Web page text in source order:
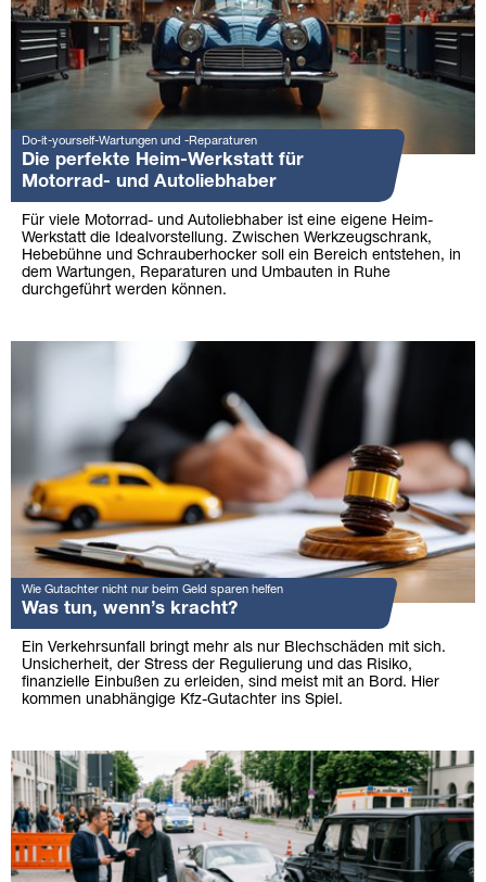
Do-it-yourself-Wartungen und -Reparaturen
Die perfekte Heim-Werkstatt für
Motorrad- und Autoliebhaber
Für viele Motorrad- und Autoliebhaber ist eine eigene Heim-
Werkstatt die Idealvorstellung. Zwischen Werkzeugschrank,
Hebebühne und Schrauberhocker soll ein Bereich entstehen, in
dem Wartungen, Reparaturen und Umbauten in Ruhe
durchgeführt werden können.
Wie Gutachter nicht nur beim Geld sparen helfen
Was tun, wenn’s kracht?
Ein Verkehrsunfall bringt mehr als nur Blechschäden mit sich.
Unsicherheit, der Stress der Regulierung und das Risiko,
finanzielle Einbußen zu erleiden, sind meist mit an Bord. Hier
kommen unabhängige Kfz-Gutachter ins Spiel.